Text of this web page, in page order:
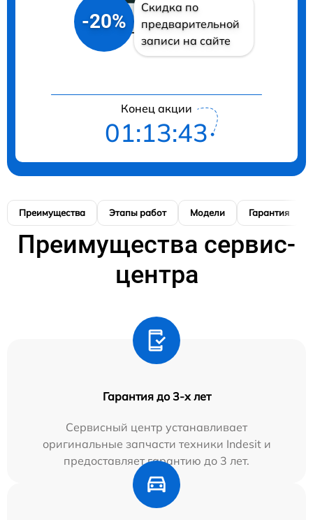
-20%
Скидка по
предварительной
записи на сайте
Конец акции
01:13:42
Преимущества Этапы работ Модели Гарантия
Преимущества сервис-
центра
Гарантия до 3-х лет
Сервисный центр устанавливает
оригинальные запчасти техники Indesit и
предоставляет гарантию до 3 лет.